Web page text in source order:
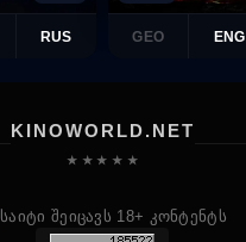
RUS GEO ENG
KINOWORLD.NET
★ ★ ★ ★ ★
საიტი შეიცავს 18+ კონტენტს